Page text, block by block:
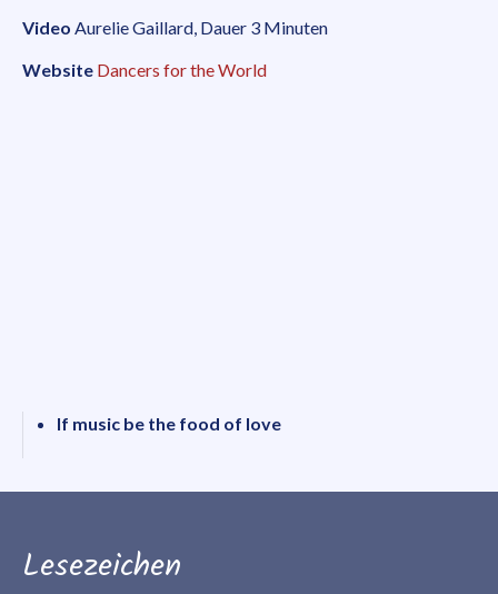
Video Aurelie Gaillard, Dauer 3 Minuten
Website Dancers for the World
If music be the food of love
Lesezeichen